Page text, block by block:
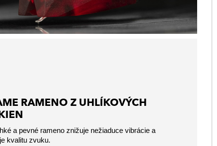
RAMENO Z UHLÍKOVÝCH
a pevné rameno znižuje nežiaduce vibrácie a
kvalitu zvuku.